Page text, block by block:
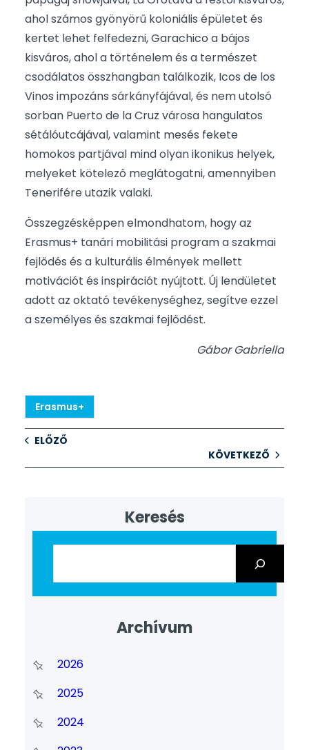
ahol számos gyönyörű koloniális épületet és
kertet lehet felfedezni, Garachico a bájos
kisváros, ahol a történelem és a természet
csodálatos összhangban találkozik, Icos de los
Vinos impozáns sárkányfájával, és nem utolsó
sorban Puerto de la Cruz városa hangulatos
sétálóutcájával, valamint mesés fekete
homokos partjával mind olyan ikonikus helyek,
melyeket kötelező meglátogatni, amennyiben
Tenerifére utazik valaki.
Összegzésképpen elmondhatom, hogy az
Erasmus+ tanári mobilitási program a szakmai
fejlődés és a kulturális élmények mellett
motivációt és inspirációt nyújtott. Új lendületet
adott az oktató tevékenységhez, segítve ezzel
a személyes és szakmai fejlődést.
Gábor Gabriella
Erasmus+
ELŐZŐ
KÖVETKEZŐ
Keresés
Archívum
2026
2025
2024